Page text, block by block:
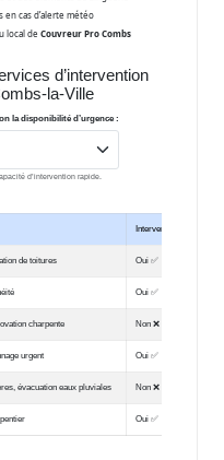
cas d’alerte météo
local de Couvreur Pro Combs
d’intervention
la-Ville
la disponibilité d’urgence :
d’intervention rapide.
Intervention urgente
de toitures Oui ✅
Oui ✅
charpente Non ❌
urgent Oui ✅
évacuation eaux pluviales Non ❌
Oui ✅